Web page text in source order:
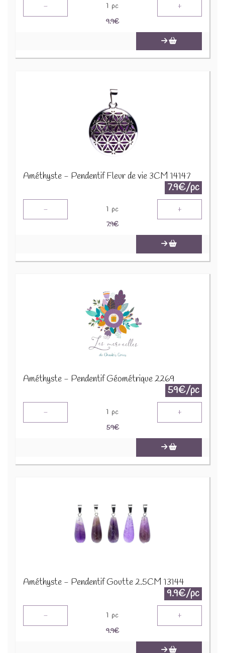
- 1 pc +
9.9€
Améthyste - Pendentif Fleur de vie 3CM 14147
7.9€/pc
- 1 pc +
7.9€
Améthyste - Pendentif Géométrique 2269
59€/pc
- 1 pc +
59€
Améthyste - Pendentif Goutte 2.5CM 13144
9.9€/pc
- 1 pc +
9.9€